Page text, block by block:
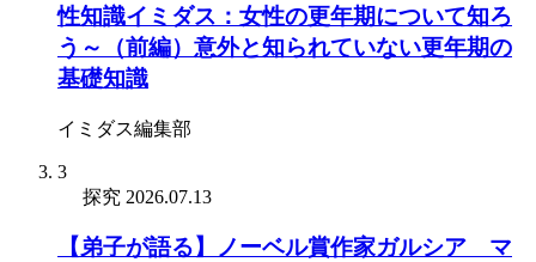
性知識イミダス：女性の更年期について知ろ
う～（前編）意外と知られていない更年期の
基礎知識
イミダス編集部
3
探究 2026.07.13
【弟子が語る】ノーベル賞作家ガルシア゠マ